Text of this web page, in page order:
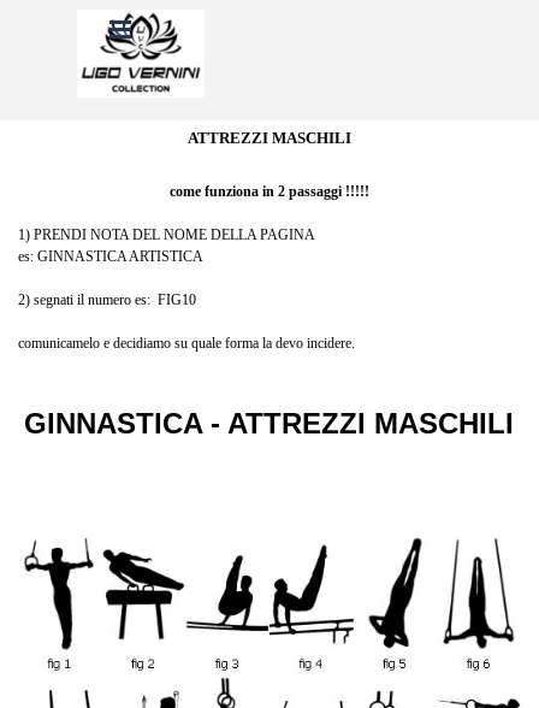
Salta menù
ATTREZZI MASCHILI
come funziona in 2 passaggi !!!!!
1) PRENDI NOTA DEL NOME DELLA PAGINA
es: GINNASTICA ARTISTICA
2) segnati il numero es: FIG10
comunicamelo e decidiamo su quale forma la devo incidere.
GINNASTICA - ATTREZZI MASCHILI